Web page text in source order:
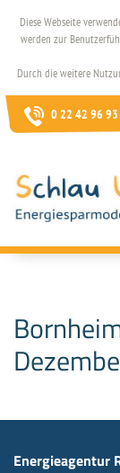
0 22 42 96
Energieagentur
Diese Webseite
werden zur
Durch die weitere